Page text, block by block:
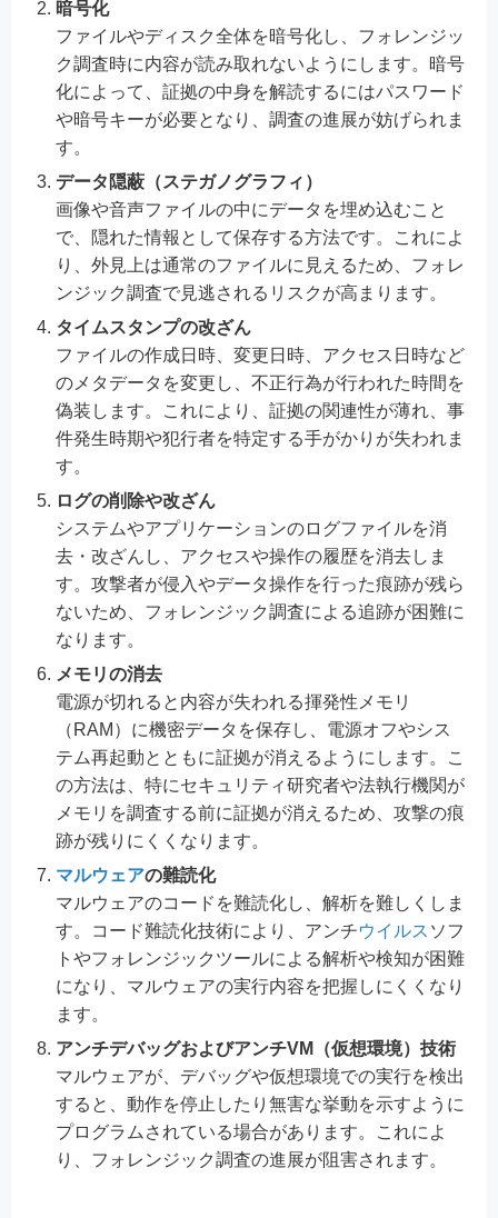
暗号化
ファイルやディスク全体を暗号化し、フォレンジッ
ク調査時に内容が読み取れないようにします。暗号
化によって、証拠の中身を解読するにはパスワード
や暗号キーが必要となり、調査の進展が妨げられま
す。
データ隠蔽（ステガノグラフィ）
画像や音声ファイルの中にデータを埋め込むこと
で、隠れた情報として保存する方法です。これによ
り、外見上は通常のファイルに見えるため、フォレ
ンジック調査で見逃されるリスクが高まります。
タイムスタンプの改ざん
ファイルの作成日時、変更日時、アクセス日時など
のメタデータを変更し、不正行為が行われた時間を
偽装します。これにより、証拠の関連性が薄れ、事
件発生時期や犯行者を特定する手がかりが失われま
す。
ログの削除や改ざん
システムやアプリケーションのログファイルを消
去・改ざんし、アクセスや操作の履歴を消去しま
す。攻撃者が侵入やデータ操作を行った痕跡が残ら
ないため、フォレンジック調査による追跡が困難に
なります。
メモリの消去
電源が切れると内容が失われる揮発性メモリ
（RAM）に機密データを保存し、電源オフやシス
テム再起動とともに証拠が消えるようにします。こ
の方法は、特にセキュリティ研究者や法執行機関が
メモリを調査する前に証拠が消えるため、攻撃の痕
跡が残りにくくなります。
マルウェアの難読化
マルウェアのコードを難読化し、解析を難しくしま
す。コード難読化技術により、アンチウイルス ソフ
トやフォレンジックツールによる解析や検知が困難
になり、マルウェアの実行内容を把握しにくくなり
ます。
アンチデバッグおよびアンチVM（仮想環境）技術
マルウェアが、デバッグや仮想環境での実行を検出
すると、動作を停止したり無害な挙動を示すように
プログラムされている場合があります。これによ
り、フォレンジック調査の進展が阻害されます。